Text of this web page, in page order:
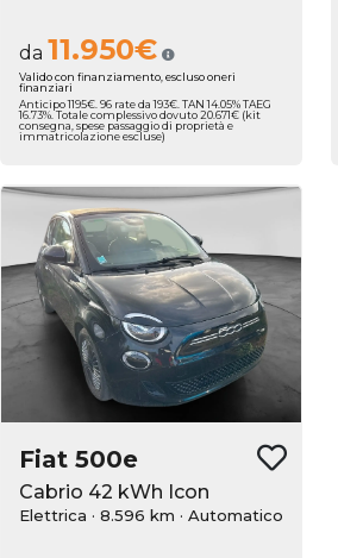
da 11.950€
Valido con finanziamento, escluso oneri
finanziari
Anticipo 1195€. 96 rate da 193€. TAN 14.05% TAEG
16.73%. Totale complessivo dovuto 20.671€ (kit
consegna, spese passaggio di proprietà e
immatricolazione escluse)
Fiat 500e
Cabrio 42 kWh Icon
Elettrica · 8.596 km · Automatico